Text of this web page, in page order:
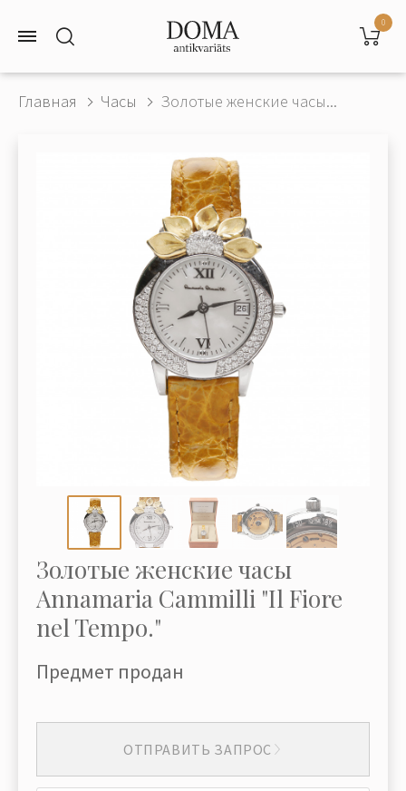
0
Главная Часы Золотые женские часы...
Золотые женские часы
Annamaria Cammilli "Il Fiore
nel Tempo."
Предмет продан
ОТПРАВИТЬ ЗАПРОС